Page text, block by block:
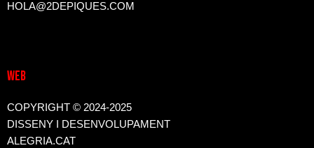
HOLA@2DEPIQUES.COM
WEB
COPYRIGHT © 2024-2025
DISSENY I DESENVOLUPAMENT
ALEGRIA.CAT